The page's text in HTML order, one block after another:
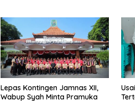
Lepas Kontingen Jamnas XII,
Wabup Syah Minta Pramuka